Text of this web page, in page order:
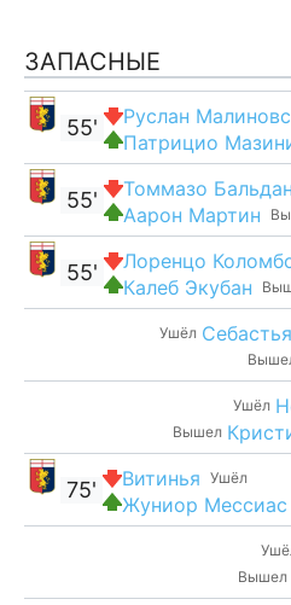
ЗАПАСНЫЕ
Руслан
Патрицио
55'
Томмазо
Аарон Мартин
55'
Лоренцо
Калеб Экубан
55'
Ушёл
Ушёл
Вышел
Ушёл
Витинья
Жуниор Мессиас
75'
Вышел